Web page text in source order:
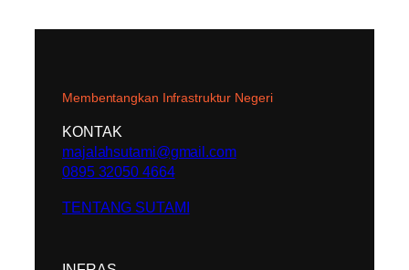
Membentangkan Infrastruktur Negeri
KONTAK
majalahsutami@gmail.com
0895 32050 4664
TENTANG SUTAMI